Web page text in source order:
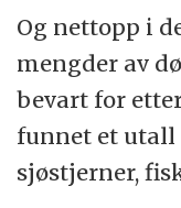
Og nettopp i
mengder av
bevart for
funnet et utall
sjøstjerner,